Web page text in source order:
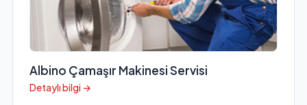
Albino Çamaşır Makinesi Servisi
Detaylı bilgi →